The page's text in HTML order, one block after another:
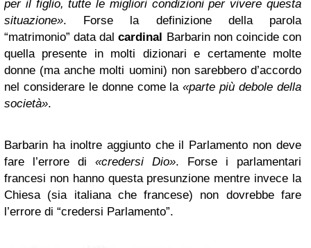
per il figlio, tutte le migliori condizioni per vivere questa
situazione». Forse la definizione della parola
“matrimonio” data dalcardinal Barbarin non coincide con
quella presente in molti dizionari e certamente molte
donne (ma anche molti uomini) non sarebbero d’accordo
nel considerare le donne come la«parte più debole della
società».
Barbarin ha inoltre aggiunto che il Parlamento non deve
fare l’errore di «credersi Dio». Forse i parlamentari
francesi non hanno questa presunzione mentre invece la
Chiesa (sia italiana che francese) non dovrebbe fare
l’errore di “credersi Parlamento”.